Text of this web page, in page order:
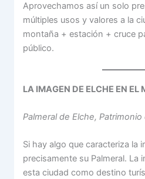
Aprovechamos así un solo
múltiples usos y valores a la
montaña + estación + cruce
público.
LA IMAGEN DE ELCHE EN EL
Palmeral de Elche,
Si hay algo que caracteriza la
precisamente su Palmeral. La
esta ciudad como destino